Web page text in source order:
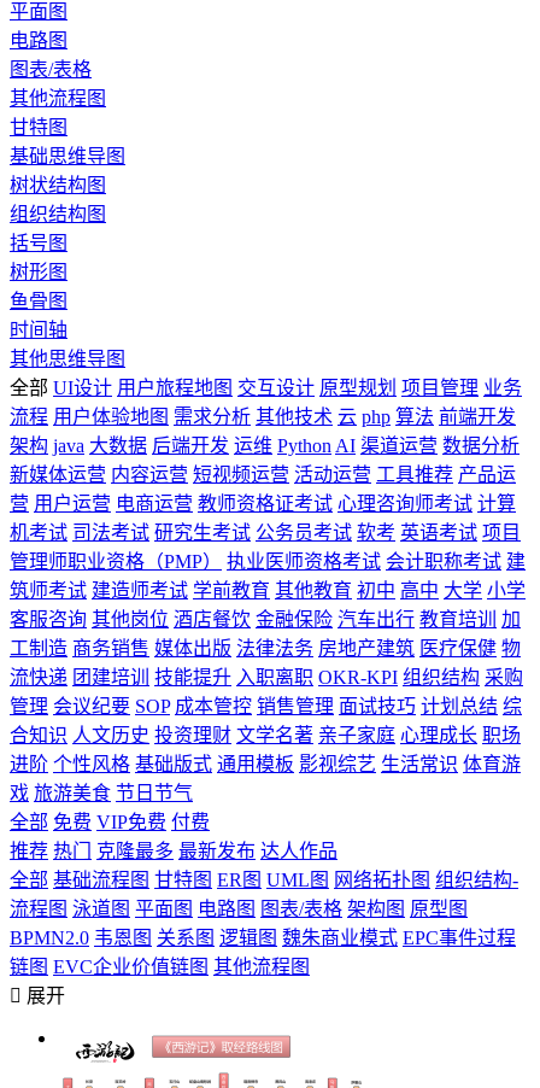
平面图
电路图
图表/表格
其他流程图
甘特图
基础思维导图
树状结构图
组织结构图
括号图
树形图
鱼骨图
时间轴
其他思维导图
全部 UI设计 用户旅程地图 交互设计 原型规划 项目管理 业务
流程 用户体验地图 需求分析 其他技术 云 php 算法 前端开发
架构 java 大数据 后端开发 运维 Python AI 渠道运营 数据分析
新媒体运营 内容运营 短视频运营 活动运营 工具推荐 产品运
营 用户运营 电商运营 教师资格证考试 心理咨询师考试 计算
机考试 司法考试 研究生考试 公务员考试 软考 英语考试 项目
管理师职业资格（PMP）
执业医师资格考试 会计职称考试 建
筑师考试 建造师考试 学前教育 其他教育 初中 高中 大学 小学
客服咨询 其他岗位 酒店餐饮 金融保险 汽车出行 教育培训
加
工制造 商务销售 媒体出版 法律法务 房地产建筑 医疗保健 物
流快递 团建培训 技能提升 入职离职 OKR-KPI 组织结构 采购
管理 会议纪要 SOP 成本管控 销售管理 面试技巧 计划总结 综
合知识 人文历史 投资理财 文学名著 亲子家庭 心理成长 职场
进阶 个性风格 基础版式 通用模板 影视综艺 生活常识 体育游
戏 旅游美食 节日节气
全部 免费 VIP免费 付费
推荐 热门 克隆最多 最新发布 达人作品
全部 基础流程图 甘特图 ER图 UML图 网络拓扑图 组织结构-
流程图 泳道图 平面图 电路图 图表/表格 架构图 原型图
BPMN2.0 韦恩图 关系图 逻辑图 魏朱商业模式 EPC事件过程
链图 EVC企业价值链图 其他流程图
 展开